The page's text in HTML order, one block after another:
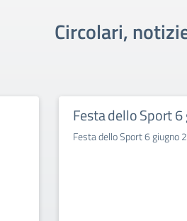
Circolari,
Festa dello Sport
Festa dello Sport 6 giugno